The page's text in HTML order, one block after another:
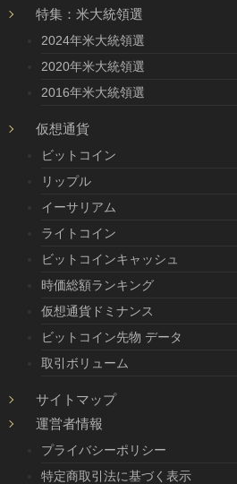
特集：米大統領選
2024年米大統領選
2020年米大統領選
2016年米大統領選
仮想通貨
ビットコイン
リップル
イーサリアム
ライトコイン
ビットコインキャッシュ
時価総額ランキング
仮想通貨ドミナンス
ビットコイン先物 データ
取引ボリューム
サイトマップ
運営者情報
プライバシーポリシー
特定商取引法に基づく表示